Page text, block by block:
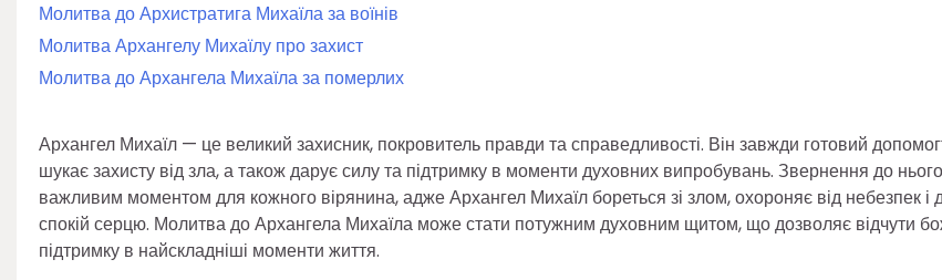
Молитва до Архистратига Михаїла за воїнів
Молитва Архангелу Михаїлу про захист
Молитва до Архангела Михаїла за померлих
Архангел Михаїл — це великий захисник, покровитель правди та справедливості. Він завжди готовий
шукає захисту від зла, а також дарує силу та підтримку в моменти духовних випробувань. Звернення до
важливим моментом для кожного вірянина, адже Архангел Михаїл бореться зі злом, охороняє від небезпек і
спокій серцю. Молитва до Архангела Михаїла може стати потужним духовним щитом, що дозволяє відчути
підтримку в найскладніші моменти життя.